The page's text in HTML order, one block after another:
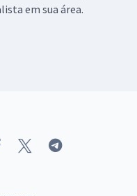
em sua área.